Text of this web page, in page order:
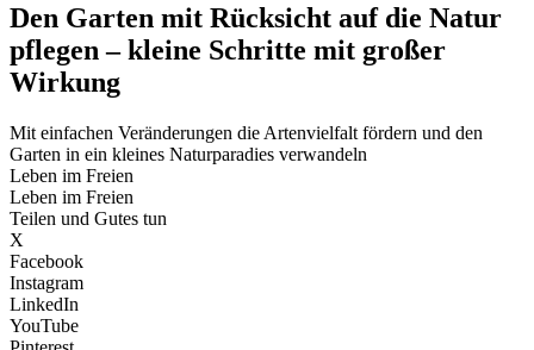
Den Garten mit Rücksicht auf die Natur
pflegen – kleine Schritte mit großer
Wirkung
Mit einfachen Veränderungen die Artenvielfalt fördern und den
Garten in ein kleines Naturparadies verwandeln
Leben im Freien
Leben im Freien
Teilen und Gutes tun
X
Facebook
Instagram
LinkedIn
YouTube